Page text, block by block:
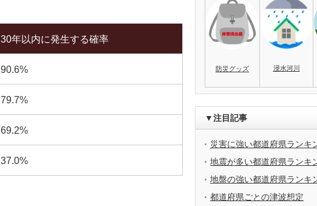
30年以内に発生する確率
90.6%
79.7%
69.2%
37.0%
防災グッズ 浸水河川
▼注目記事
災害に強い都道府県ランキ
地震が多い都道府県ランキ
地盤の強い都道府県ランキ
都道府県ごとの津波想定